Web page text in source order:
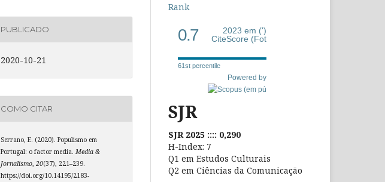
PUBLICADO
2020-10-21
COMO CITAR
Serrano, E. (2020). Populismo em
Portugal: o factor media.Media &
Jornalismo,20(37), 221–239.
https://doi.org/10.14195/2183-
0.7
2023 em (')
CiteScore (Fot
61st percentile
Powered by
SJR
SJR 2025 :::: 0,290
H-Index: 7
Q1 em Estudos Culturais
Q2 em Ciências da Comunicação